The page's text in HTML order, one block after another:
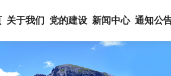
关于我们 党的建设 新闻中心 通知公